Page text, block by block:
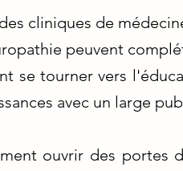
cliniques de
peuvent
se tourner vers
avec un large
ouvrir des portes